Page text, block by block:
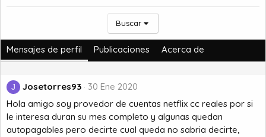
Buscar
Mensajes de perfil Publicaciones Acerca de
J Josetorres93
30 Ene 2020
Hola amigo soy provedor de cuentas netflix cc reales por si
le interesa duran su mes completo y algunas quedan
autopagables pero decirte cual queda no sabria decirte,